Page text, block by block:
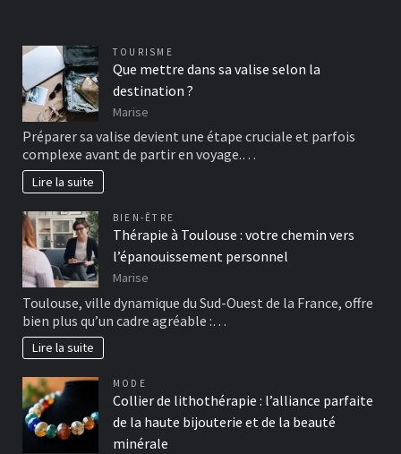
TOURISME
Que mettre dans sa valise selon la
destination ?
Marise
Préparer sa valise devient une étape cruciale et parfois
complexe avant de partir en voyage.…
Lire la suite
BIEN-ÊTRE
Thérapie à Toulouse : votre chemin vers
l’épanouissement personnel
Marise
Toulouse, ville dynamique du Sud-Ouest de la France, offre
bien plus qu’un cadre agréable :…
Lire la suite
MODE
Collier de lithothérapie : l’alliance parfaite
de la haute bijouterie et de la beauté
minérale